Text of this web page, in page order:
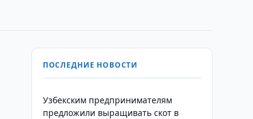
ПОСЛЕДНИЕ НОВОСТИ
Узбекским предпринимателям
предложили выращивать скот в